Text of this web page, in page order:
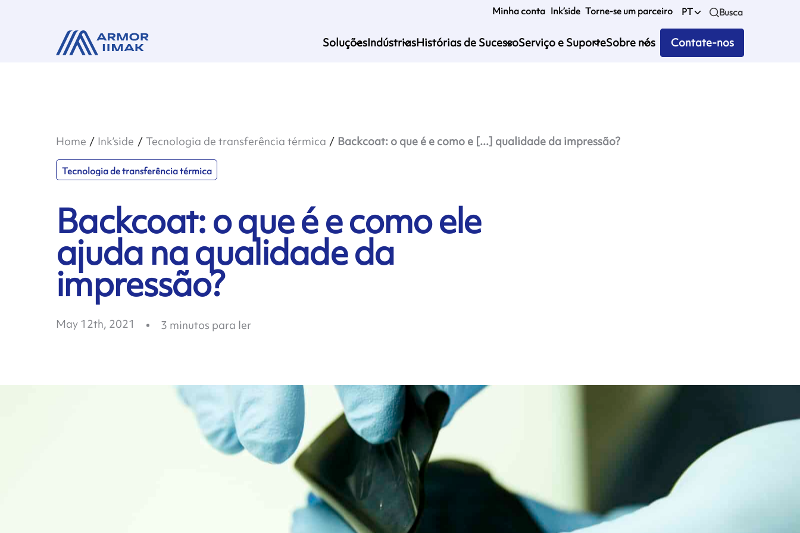
Minha conta Ink’side Torne-se um parceiro PT Busca
SoluçõesIndústriasHistórias de SucessoServiço e SuporteSobre nós Contate-nos
Home Ink’side Tecnologia de transferência térmica Backcoat: o que é e como e [...] qualidade da impressão?
Tecnologia de transferência térmica
Backcoat: o que é e como ele
ajuda na qualidade da
impressão?
May 12th, 2021 3 minutos para ler